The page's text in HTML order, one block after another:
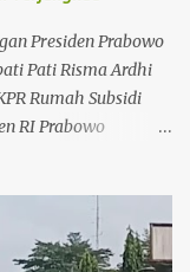
mengatakan
dengan tim M...
Presiden Prabowo
Pati Risma Ardhi
Rumah Subsidi
RI Prabowo
Masyarakat
nilai pembiayaan